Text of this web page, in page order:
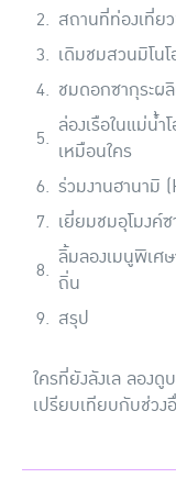
สถานที่ท่องเที่ย
เดิมชมสวนมิโน
ชมดอกซากุระผ
ล่องเรือในแม่น้ำ
เหมือนใคร
ร่วมงานฮานามิ
เยี่ยมชมอุโมงค์
ลิ้มลองเมนูพิเศ
ถิ่น
สรุป
ใครที่ยังลังเล ลองดู
เปรียบเทียบกับช่วง